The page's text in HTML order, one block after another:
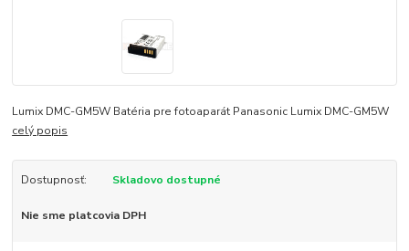
Lumix DMC-GM5W Batéria pre fotoaparát Panasonic Lumix DMC-GM5W
celý popis
Dostupnosť: Skladovo dostupné
Nie sme platcovia DPH